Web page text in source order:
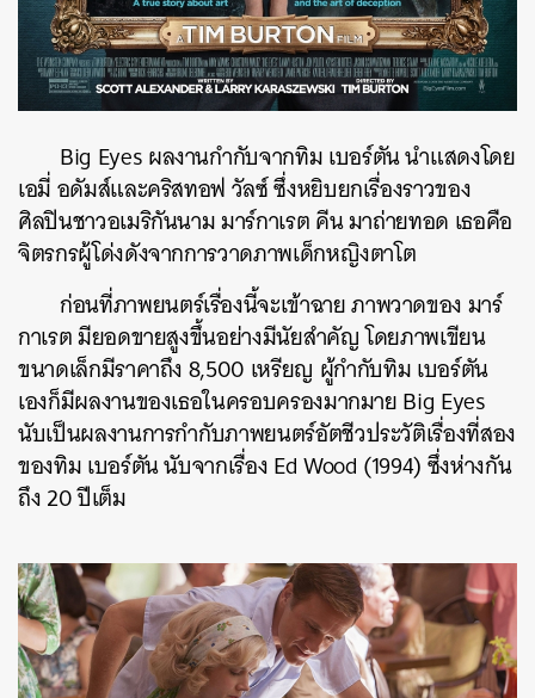
Big Eyes ผลงานกำกับจากทิม เบอร์ตัน นำแสดงโดย
เอมี่ อดัมส์และคริสทอฟ วัลซ์ ซึ่งหยิบยกเรื่องราวของ
ศิลปินชาวอเมริกันนาม มาร์กาเรต คีน มาถ่ายทอด เธอคือ
จิตรกรผู้โด่งดังจากการวาดภาพเด็กหญิงตาโต
ก่อนที่ภาพยนตร์เรื่องนี้จะเข้าฉาย ภาพวาดของ มาร์
กาเรต มียอดขายสูงขึ้นอย่างมีนัยสำคัญ โดยภาพเขียน
ขนาดเล็กมีราคาถึง 8,500 เหรียญ ผู้กำกับทิม เบอร์ตัน
เองก็มีผลงานของเธอในครอบครองมากมาย Big Eyes
นับเป็นผลงานการกำกับภาพยนตร์อัตชีวประวัติเรื่องที่สอง
ของทิม เบอร์ตัน นับจากเรื่อง Ed Wood (1994) ซึ่งห่างกัน
ถึง 20 ปีเต็ม
ค้นหา
SHARE TWEET LINE EMAIL